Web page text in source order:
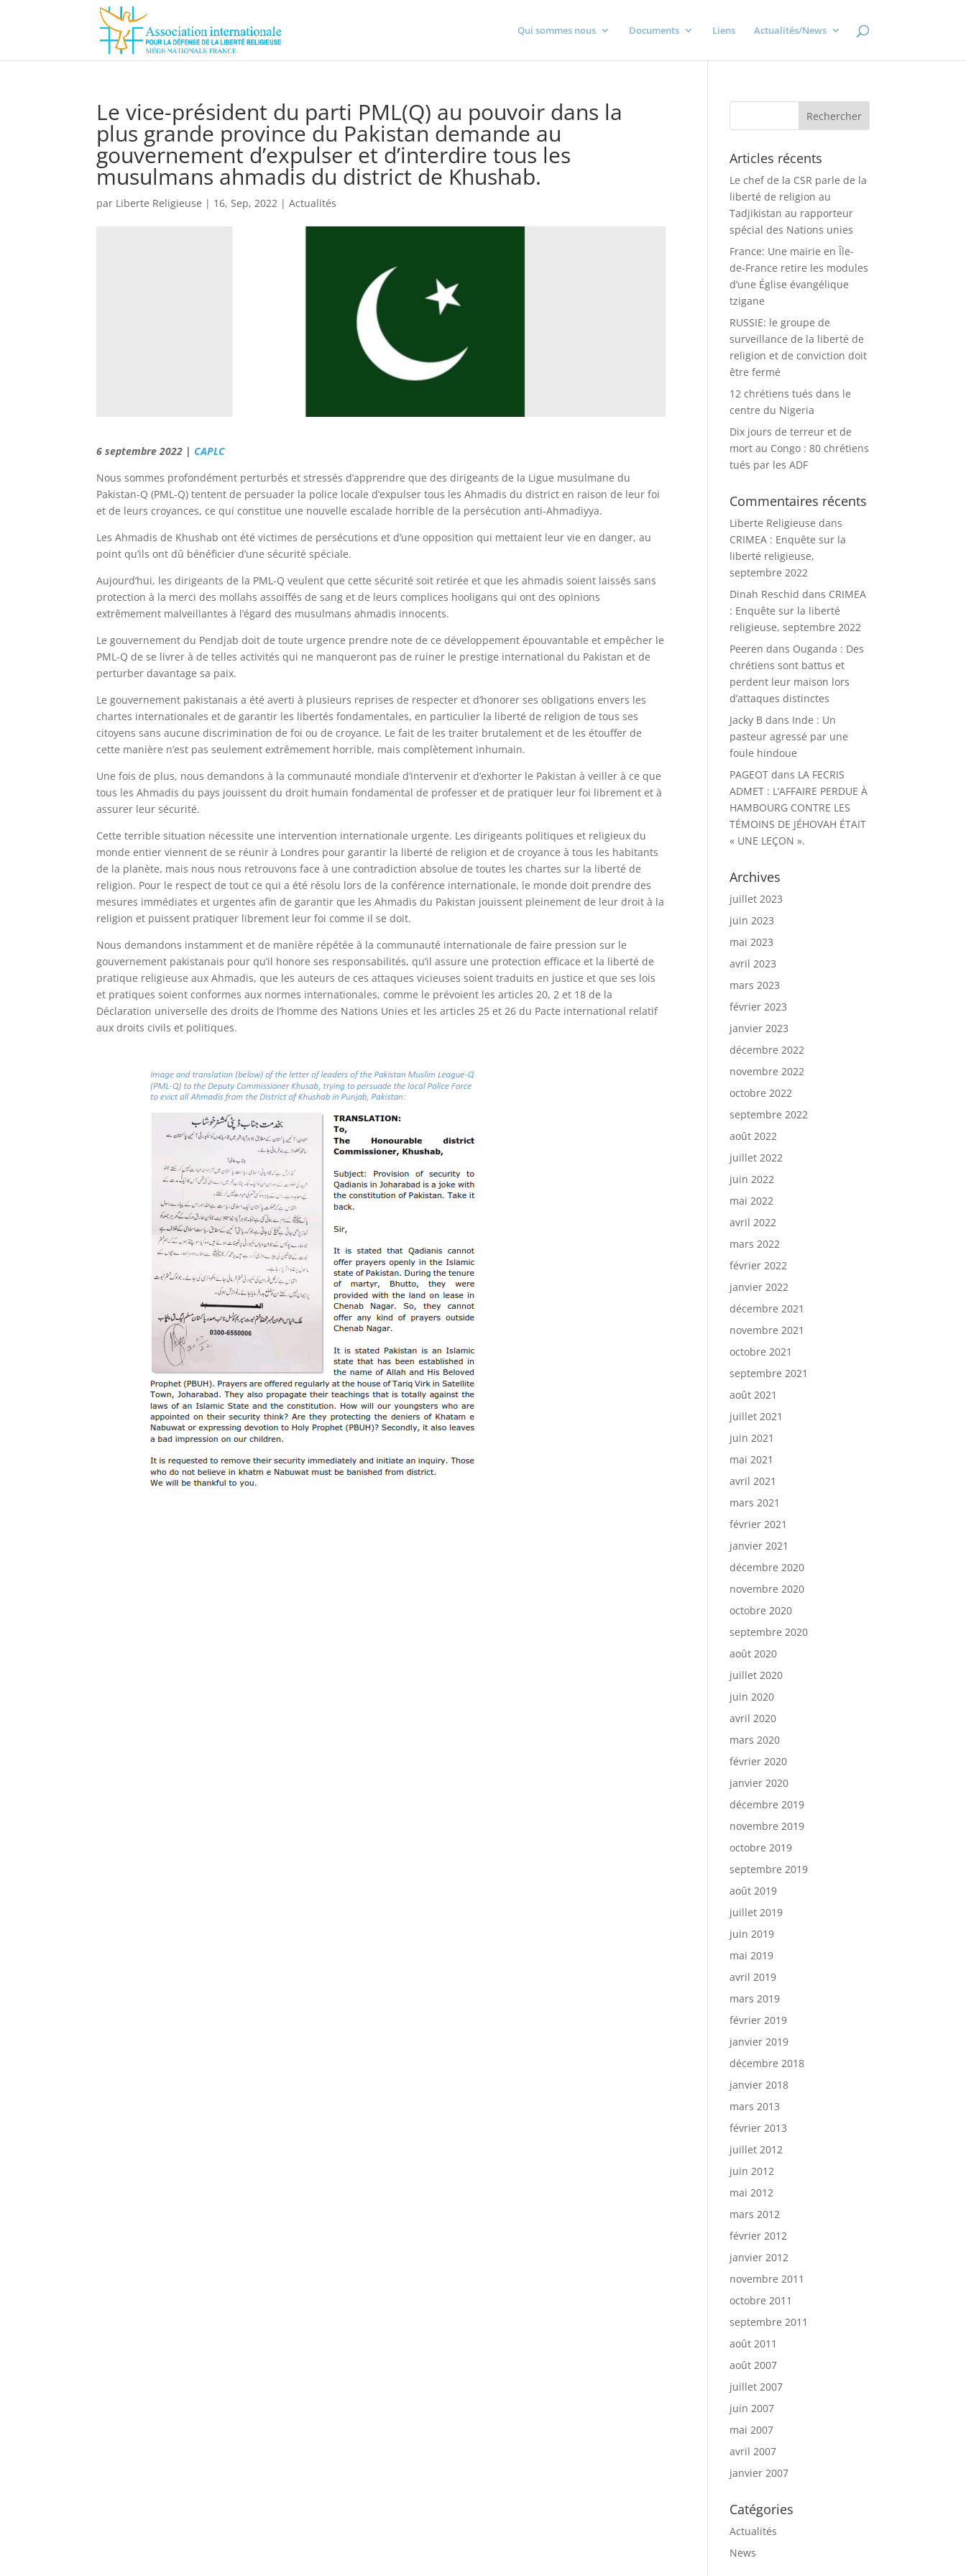
Qui sommes nous Documents Liens Actualités/News
Le vice-président du parti PML(Q) au pouvoir dans la
plus grande province du Pakistan demande au
gouvernement d’expulser et d’interdire tous les
musulmans ahmadis du district de Khushab.
par Liberte Religieuse | 16, Sep, 2022 |Actualités
6 septembre 2022 |CAPLC
Nous sommes profondément perturbés et stressés d’apprendre que des dirigeants de la Ligue musulmane du
Pakistan-Q (PML-Q) tentent de persuader la police locale d’expulser tous les Ahmadis du district en raison de leur foi
et de leurs croyances, ce qui constitue une nouvelle escalade horrible de la persécution anti-Ahmadiyya.
Les Ahmadis de Khushab ont été victimes de persécutions et d’une opposition qui mettaient leur vie en danger, au
point qu’ils ont dû bénéficier d’une sécurité spéciale.
Aujourd’hui, les dirigeants de la PML-Q veulent que cette sécurité soit retirée et que les ahmadis soient laissés sans
protection à la merci des mollahs assoiffés de sang et de leurs complices hooligans qui ont des opinions
extrêmement malveillantes à l’égard des musulmans ahmadis innocents.
Le gouvernement du Pendjab doit de toute urgence prendre note de ce développement épouvantable et empêcher le
PML-Q de se livrer à de telles activités qui ne manqueront pas de ruiner le prestige international du Pakistan et de
perturber davantage sa paix.
Le gouvernement pakistanais a été averti à plusieurs reprises de respecter et d’honorer ses obligations envers les
chartes internationales et de garantir les libertés fondamentales, en particulier la liberté de religion de tous ses
citoyens sans aucune discrimination de foi ou de croyance. Le fait de les traiter brutalement et de les étouffer de
cette manière n’est pas seulement extrêmement horrible, mais complètement inhumain.
Une fois de plus, nous demandons à la communauté mondiale d’intervenir et d’exhorter le Pakistan à veiller à ce que
tous les Ahmadis du pays jouissent du droit humain fondamental de professer et de pratiquer leur foi librement et à
assurer leur sécurité.
Cette terrible situation nécessite une intervention internationale urgente. Les dirigeants politiques et religieux du
monde entier viennent de se réunir à Londres pour garantir la liberté de religion et de croyance à tous les habitants
de la planète, mais nous nous retrouvons face à une contradiction absolue de toutes les chartes sur la liberté de
religion. Pour le respect de tout ce qui a été résolu lors de la conférence internationale, le monde doit prendre des
mesures immédiates et urgentes afin de garantir que les Ahmadis du Pakistan jouissent pleinement de leur droit à la
religion et puissent pratiquer librement leur foi comme il se doit.
Nous demandons instamment et de manière répétée à la communauté internationale de faire pression sur le
gouvernement pakistanais pour qu’il honore ses responsabilités, qu’il assure une protection efficace et la liberté de
pratique religieuse aux Ahmadis, que les auteurs de ces attaques vicieuses soient traduits en justice et que ses lois
et pratiques soient conformes aux normes internationales, comme le prévoient les articles 20, 2 et 18 de la
Déclaration universelle des droits de l’homme des Nations Unies et les articles 25 et 26 du Pacte international relatif
aux droits civils et politiques.
Articles récents
Le chef de la CSR parle de la
liberté de religion au
Tadjikistan au rapporteur
spécial des Nations unies
France: Une mairie en Île-
de-France retire les modules
d’une Église évangélique
tzigane
RUSSIE: le groupe de
surveillance de la liberté de
religion et de conviction doit
être fermé
12 chrétiens tués dans le
centre du Nigeria
Dix jours de terreur et de
mort au Congo : 80 chrétiens
tués par les ADF
Commentaires récents
Liberte Religieuse dans
CRIMEA : Enquête sur la
liberté religieuse,
septembre 2022
Dinah Reschid dans CRIMEA
: Enquête sur la liberté
religieuse, septembre 2022
Peeren dans Ouganda : Des
chrétiens sont battus et
perdent leur maison lors
d’attaques distinctes
Jacky B dans Inde : Un
pasteur agressé par une
foule hindoue
PAGEOT dans LA FECRIS
ADMET : L’AFFAIRE PERDUE À
HAMBOURG CONTRE LES
TÉMOINS DE JÉHOVAH ÉTAIT
« UNE LEÇON ».
Archives
juillet 2023
juin 2023
mai 2023
avril 2023
mars 2023
février 2023
janvier 2023
décembre 2022
novembre 2022
octobre 2022
septembre 2022
août 2022
juillet 2022
juin 2022
mai 2022
avril 2022
mars 2022
février 2022
janvier 2022
décembre 2021
novembre 2021
octobre 2021
septembre 2021
août 2021
juillet 2021
juin 2021
mai 2021
avril 2021
mars 2021
février 2021
janvier 2021
décembre 2020
novembre 2020
octobre 2020
septembre 2020
août 2020
juillet 2020
juin 2020
avril 2020
mars 2020
février 2020
janvier 2020
décembre 2019
novembre 2019
octobre 2019
septembre 2019
août 2019
juillet 2019
juin 2019
mai 2019
avril 2019
mars 2019
février 2019
janvier 2019
décembre 2018
janvier 2018
mars 2013
février 2013
juillet 2012
juin 2012
mai 2012
mars 2012
février 2012
janvier 2012
novembre 2011
octobre 2011
septembre 2011
août 2011
août 2007
juillet 2007
juin 2007
mai 2007
avril 2007
janvier 2007
Catégories
Actualités
News